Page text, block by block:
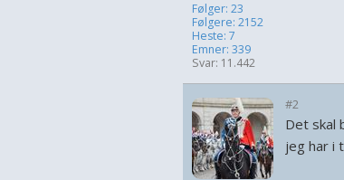
Følger: 23
Følgere: 2152
Heste: 7
Emner: 339
Svar: 11.442
#2
Det skal
jeg har i